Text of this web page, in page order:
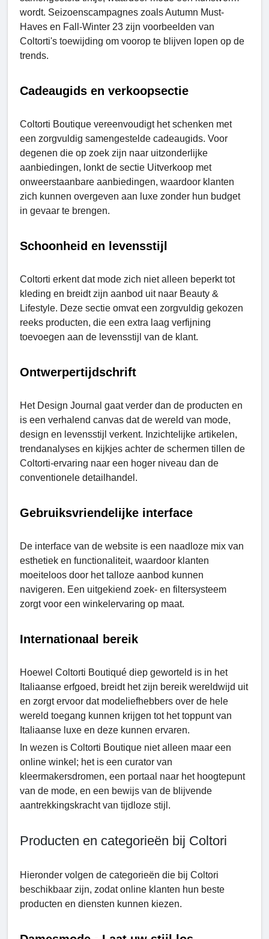
wordt. Seizoenscampagnes zoals Autumn Must-
Havеs en Fall-Winter 23 zijn voorbeelden van
Coltorti's toewijding om voorop te blijven lopen op de
trends.
Cadeaugids en verkoopsectie
Coltorti Boutiquе vereenvoudigt het schenken met
een zorgvuldig samengestelde cadeaugids. Voor
degenen die op zoek zijn naar uitzonderlijke
aanbiedingen, lonkt de sectie Uitverkoop met
onweerstaanbare aanbiedingen, waardoor klanten
zich kunnen overgeven aan luxe zonder hun budget
in gevaar te brengen.
Schoonheid en levensstijl
Coltorti erkent dat mode zich niet alleen beperkt tot
kleding en breidt zijn aanbod uit naar Beauty &
Lifestylе. Deze sectie omvat een zorgvuldig gekozen
reeks producten, die een extra laag verfijning
toevoegen aan de levensstijl van de klant.
Ontwerpertijdschrift
Het Design Journal gaat verder dan de producten en
is een verhalend canvas dat de wereld van mode,
design en levensstijl verkent. Inzichtelijke artikelen,
trendanalyses en kijkjes achter de schermen tillen de
Coltorti-ervaring naar een hoger niveau dan de
conventionele detailhandel.
Gebruiksvriendelijke interface
De interface van de website is een naadloze mix van
esthetiek en functionaliteit, waardoor klanten
moeiteloos door het talloze aanbod kunnen
navigeren. Een uitgekiend zoek- en filtersysteem
zorgt voor een winkelervaring op maat.
Internationaal bereik
Hoewel Coltorti Boutiqué diep geworteld is in het
Italiaanse erfgoed, breidt het zijn bereik wereldwijd uit
en zorgt ervoor dat modeliefhebbers over de hele
wereld toegang kunnen krijgen tot het toppunt van
Italiaanse luxe en deze kunnen ervaren.
In wezen is Coltorti Boutique niet alleen maar een
online winkel; het is een curator van
kleermakersdromen, een portaal naar het hoogtepunt
van de mode, en een bewijs van de blijvende
aantrekkingskracht van tijdloze stijl.
Producten en categorieën bij Coltori
Hieronder volgen de categorieën die bij Coltori
beschikbaar zijn, zodat online klanten hun beste
producten en diensten kunnen kiezen.